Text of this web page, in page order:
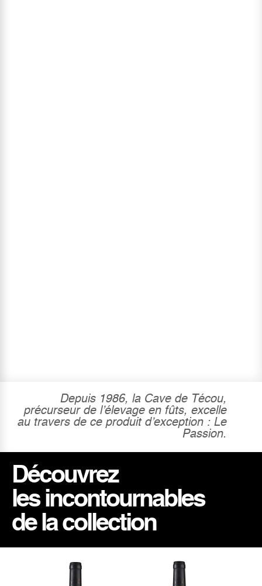
Depuis 1986, la Cave de Técou,
précurseur de l’élevage en fûts, excelle
au travers de ce produit d’exception : Le
Passion.
Découvrez
les incontournables
de la collection